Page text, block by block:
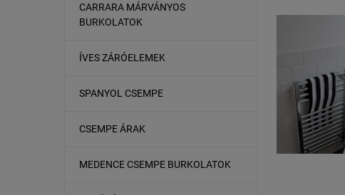
CARRARA MÁRVÁNYOS
BURKOLATOK
ÍVES ZÁRÓELEMEK
SPANYOL CSEMPE
CSEMPE ÁRAK
MEDENCE CSEMPE BURKOLATOK